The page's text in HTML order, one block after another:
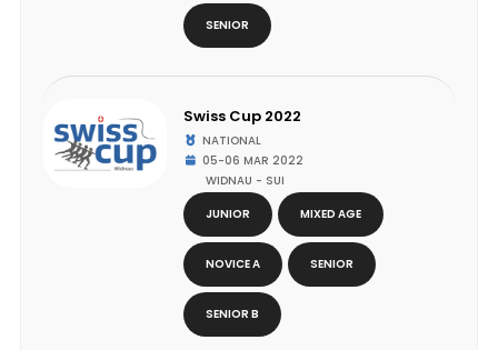
SENIOR
Swiss Cup 2022
NATIONAL
05-06 MAR 2022
WIDNAU - SUI
JUNIOR
MIXED AGE
NOVICE A SENIOR
SENIOR B